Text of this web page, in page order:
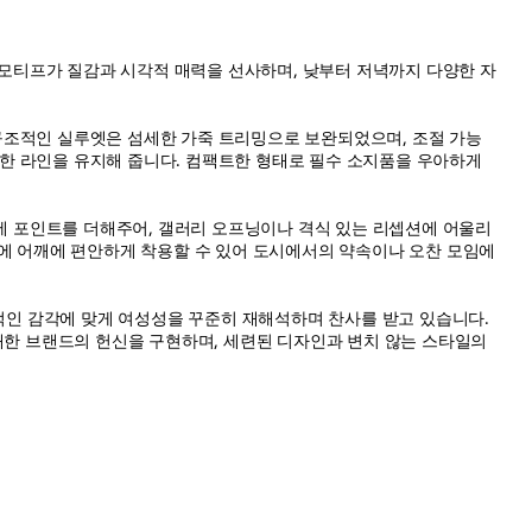
프가 질감과 시각적 매력을 선사하며, 낮부터 저녁까지 다양한 자
적인 실루엣은 섬세한 가죽 트리밍으로 보완되었으며, 조절 가능
라인을 유지해 줍니다. 컴팩트한 형태로 필수 소지품을 우아하게
인트를 더해주어, 갤러리 오프닝이나 격식 있는 리셉션에 어울리
깨에 편안하게 착용할 수 있어 도시에서의 약속이나 오찬 모임에
감각에 맞게 여성성을 꾸준히 재해석하며 찬사를 받고 있습니다.
브랜드의 헌신을 구현하며, 세련된 디자인과 변치 않는 스타일의